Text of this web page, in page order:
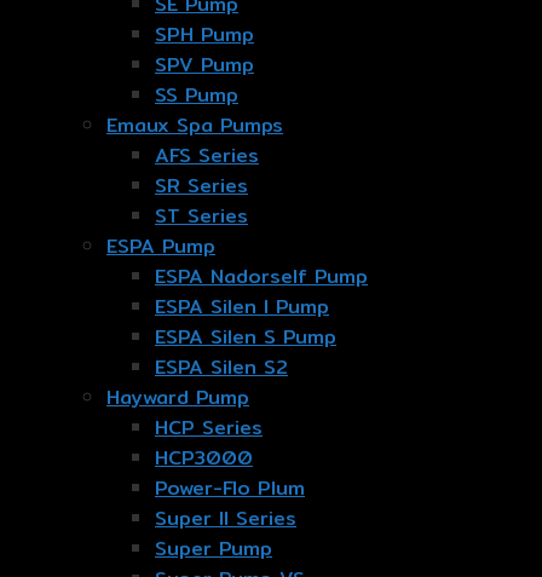
SPH Pump
SPV Pump
SS Pump
Emaux Spa Pumps
AFS Series
SR Series
ST Series
ESPA Pump
ESPA Nadorself Pump
ESPA Silen I Pump
ESPA Silen S Pump
ESPA Silen S2
Hayward Pump
HCP Series
HCP3000
Power-Flo Plum
Super II Series
Super Pump